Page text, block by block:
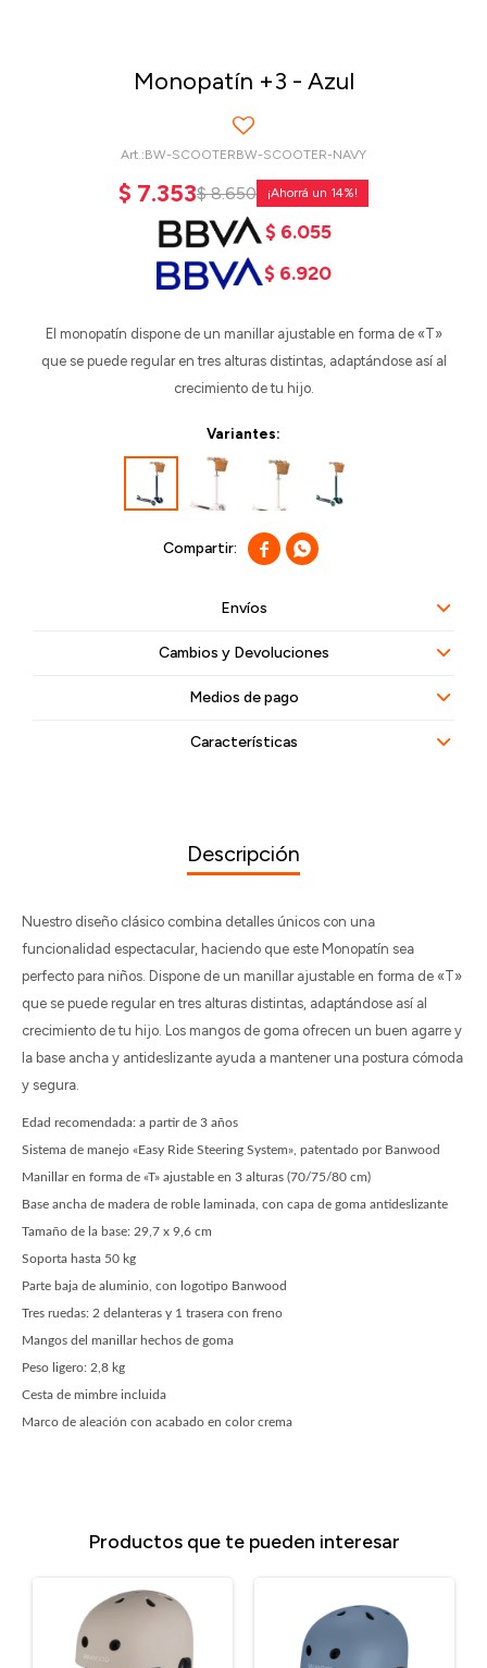
Monopatín +3 - Azul
BW-SCOOTERBW-SCOOTER-NAVY
$ 7.353$ 8.650 14
$ 6.055
$ 6.920
El monopatín dispone de un manillar ajustable en forma de «T»
que se puede regular en tres alturas distintas, adaptándose así al
crecimiento de tu hijo.
Variantes:
 
Envíos
Cambios y Devoluciones
Medios de pago
Características
Descripción
Nuestro diseño clásico combina detalles únicos con una
funcionalidad espectacular, haciendo que este Monopatín sea
perfecto para niños. Dispone de un manillar ajustable en forma de «T»
que se puede regular en tres alturas distintas, adaptándose así al
crecimiento de tu hijo. Los mangos de goma ofrecen un buen agarre y
la base ancha y antideslizante ayuda a mantener una postura cómoda
y segura.
Edad recomendada: a partir de 3 años
Sistema de manejo «Easy Ride Steering System», patentado por Banwood
Manillar en forma de «T» ajustable en 3 alturas (70/75/80 cm)
Base ancha de madera de roble laminada, con capa de goma antideslizante
Tamaño de la base: 29,7 x 9,6 cm
Soporta hasta 50 kg
Parte baja de aluminio, con logotipo Banwood
Tres ruedas: 2 delanteras y 1 trasera con freno
Mangos del manillar hechos de goma
Peso ligero: 2,8 kg
Cesta de mimbre incluida
Marco de aleación con acabado en color crema
Productos que te pueden interesar